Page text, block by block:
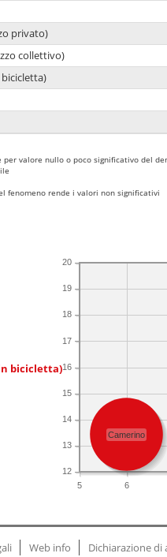
privato)
collettivo)
valore nullo o poco significativo del
fenomeno rende i valori non significativi
bicicletta)
5 6
12
13
14
15
16
17
18
19
20
Camerino
Web info Dichiarazione di